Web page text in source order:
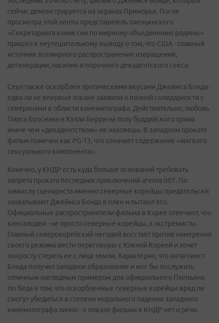
сейчас демонстрируется на экранах Приморья. После
просмотра этой ленты представитель пхеньянского
«Секретариата комиссии по мирному объединению родины»
пришел к неутешительному выводу о том, что США - главный
источник всемирного распространения извращений,
дегенерации, насилия и порочного декадентского секса.
Сеул также оскорблен эротическими вкусами Джеймса Бонда -
едва ли не впервые южане заявили о полной солидарности с
северянами в области кинематографа. Действительно, любовь
Пирса Броснана и Хэлли Берри на полу буддийского храма
иначе чем «декадентством» не назовешь. В западном прокате
фильм помечен как PG-13, что означает содержание «мягкого
сексуального компонента».
Конечно, у КНДР есть куда больше оснований требовать
запрета проката последних приключений агента 007. По
замыслу сценариста именно северные корейцы предательски
захватывают Джеймса Бонда в плен и пытают его.
Официальные распространители фильма в Корее отвечают, что
кинозлодеи - не просто северные корейцы, а экстремисты.
Главный северокорейский негодяй восстает против намерения
своего режима вести переговоры с Южной Кореей и хочет
попросту стереть ее с лица земли. Характерно, что антагонист
Бонда получил западное образование и мог бы послужить
отличным наглядным примером для официального Пхеньяна.
Но беда в том, что оскорбленные северные корейцы вряд ли
смогут убедиться в степени морального падения западного
кинематографа лично - о показе фильма в КНДР нет и речи.